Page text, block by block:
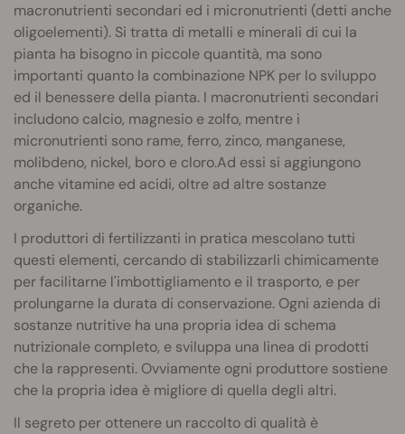
macronutrienti secondari ed i micronutrienti (detti anche
oligoelementi). Si tratta di metalli e minerali di cui la
pianta ha bisogno in piccole quantità, ma sono
importanti quanto la combinazione NPK per lo sviluppo
ed il benessere della pianta. I macronutrienti secondari
includono calcio, magnesio e zolfo, mentre i
micronutrienti sono rame, ferro, zinco, manganese,
molibdeno, nickel, boro e cloro.Ad essi si aggiungono
anche vitamine ed acidi, oltre ad altre sostanze
organiche.
I produttori di fertilizzanti in pratica mescolano tutti
questi elementi, cercando di stabilizzarli chimicamente
per facilitarne l'imbottigliamento e il trasporto, e per
prolungarne la durata di conservazione. Ogni azienda di
sostanze nutritive ha una propria idea di schema
nutrizionale completo, e sviluppa una linea di prodotti
che la rappresenti. Ovviamente ogni produttore sostiene
che la propria idea è migliore di quella degli altri.
Il segreto per ottenere un raccolto di qualità è